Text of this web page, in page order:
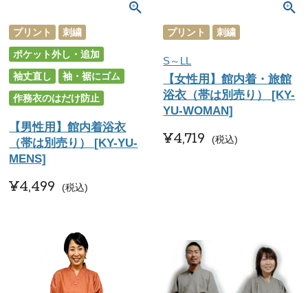
プリント
刺繍
ポケット外し・追加
袖丈直し
袖・裾にゴム
作務衣のはだけ防止
【男性用】館内着浴衣
（帯は別売り） [KY-YU-
MENS]
¥4,499 税込
プリント 刺繍
S～LL
【女性用】館内着・旅館
浴衣（帯は別売り） [KY-
YU-WOMAN]
¥4,719 税込